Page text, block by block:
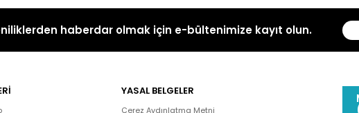
haberdar olmak için e-bültenimize kayıt olun.
YASAL BELGELER
Çerez Aydınlatma Metni